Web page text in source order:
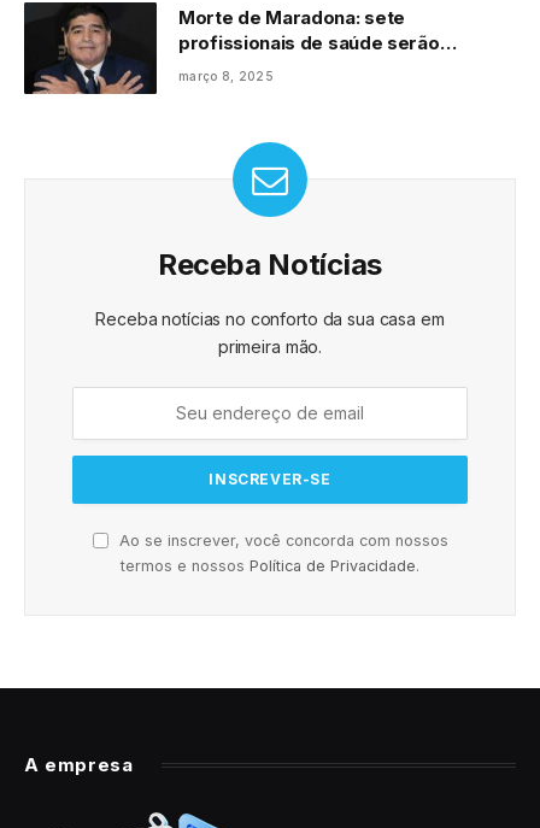
Morte de Maradona: sete
profissionais de saúde serão
julgados
março 8, 2025
Receba Notícias
Receba notícias no conforto da sua casa em
primeira mão.
Ao se inscrever, você concorda com nossos
termos e nossos Política de Privacidade.
A empresa